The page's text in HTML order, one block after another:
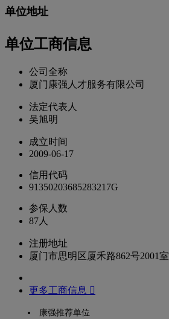
单位地址
单位工商信息
公司全称
厦门康强人才服务有限公司
法定代表人
吴旭明
成立时间
2009-06-17
信用代码
91350203685283217G
参保人数
87人
注册地址
厦门市思明区厦禾路862号2001室
更多工商信息 
康强推荐单位